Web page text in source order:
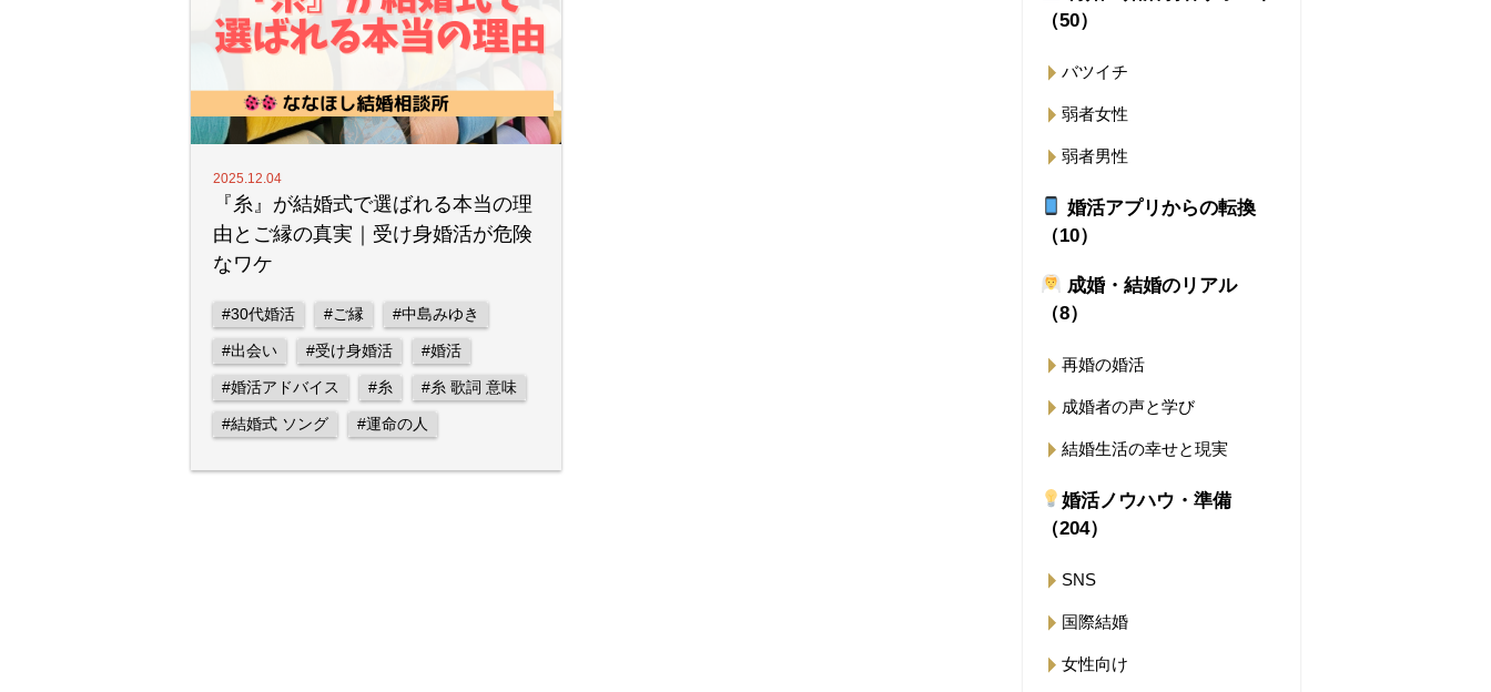
2025.12.04
『糸』が結婚式で選ばれる本当の理
由とご縁の真実｜受け身婚活が危険
なワケ
#30代婚活 #ご縁 #中島みゆき
#出会い #受け身婚活 #婚活
#婚活アドバイス #糸 #糸 歌詞 意味
#結婚式 ソング #運命の人
（50）
バツイチ
弱者女性
弱者男性
婚活アプリからの転換
（10）
成婚・結婚のリアル
（8）
再婚の婚活
成婚者の声と学び
結婚生活の幸せと現実
婚活ノウハウ・準備
（204）
SNS
国際結婚
女性向け